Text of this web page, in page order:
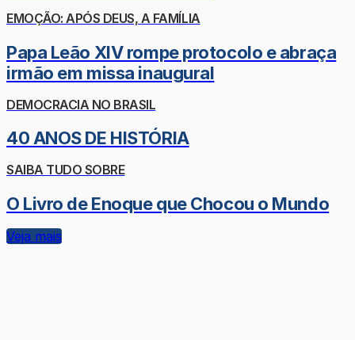
EMOÇÃO: APÓS DEUS, A FAMÍLIA
Papa Leão XIV rompe protocolo e abraça
irmão em missa inaugural
DEMOCRACIA NO BRASIL
40 ANOS DE HISTÓRIA
SAIBA TUDO SOBRE
O Livro de Enoque que Chocou o Mundo
Veja mais